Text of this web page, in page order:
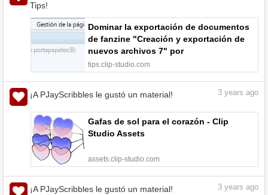
Tips!
Dominar la exportación de documentos
de fanzine "Creación y exportación de
nuevos archivos 7" por
ClipStudioOfficial - Tutoriales en
comunidad | CLIP STUDIO TIPS
tips.clip-studio.com
¡A PJayScribbles le gustó un material! 3 years ago
Gafas de sol para el corazón - Clip
Studio Assets
assets.clip-studio.com
¡A PJayScribbles le gustó un material! 3 years ago